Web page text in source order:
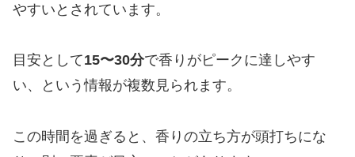
やすいとされています。
目安として15〜30分で香りがピークに達しやす
い、という情報が複数見られます。
この時間を過ぎると、香りの立ち方が頭打ちにな